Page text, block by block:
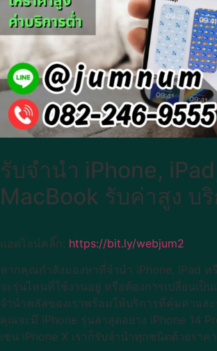
รับจำนำ iPhone,
MacBook รับค่าสูง บริ
แอดไลน์คลิ๊ก: https://bit.ly/webjum2
หากคุณกำลังมองหาที่จำนำ iPhone, iPad ห
จะรุ่นไหนที่ใช้งานอยู่ หรือต้องการเปลี่ยนเป็น
จำนำพลัสของเราพร้อมให้บริการที่คุ้มค่าแล
คุณจะมี iPhone รุ่นล่าสุดอย่าง iPhone 14
เช่น iPhone X เราก็รับจำนำทุกชนิดด้วยราค